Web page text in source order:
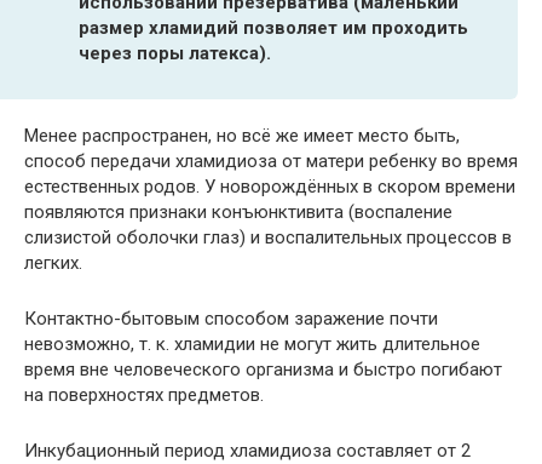
размер хламидий позволяет им проходить
через поры латекса).
Менее распространен, но всё же имеет место быть,
способ передачи хламидиоза от матери ребенку во время
естественных родов. У новорождённых в скором времени
появляются признаки конъюнктивита (воспаление
слизистой оболочки глаз) и воспалительных процессов в
легких.
Контактно-бытовым способом заражение почти
невозможно, т. к. хламидии не могут жить длительное
время вне человеческого организма и быстро погибают
на поверхностях предметов.
Инкубационный период хламидиоза составляет от 2